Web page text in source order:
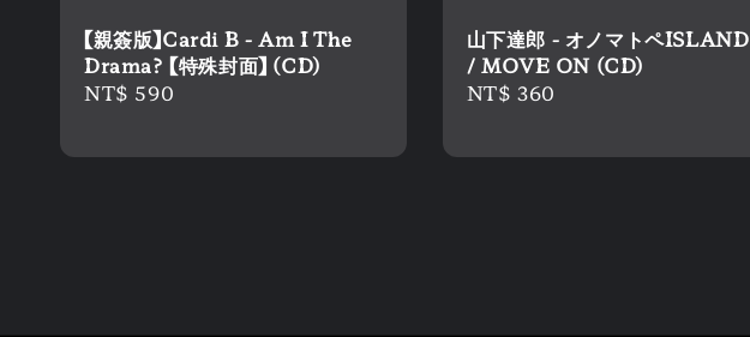
【親簽版】Cardi B - Am I The
Drama? 【特殊封面】 (CD)
Regular
NT$ 590
山下達郎 - オノマトペISLAND
/ MOVE ON (CD)
Regular
NT$ 360